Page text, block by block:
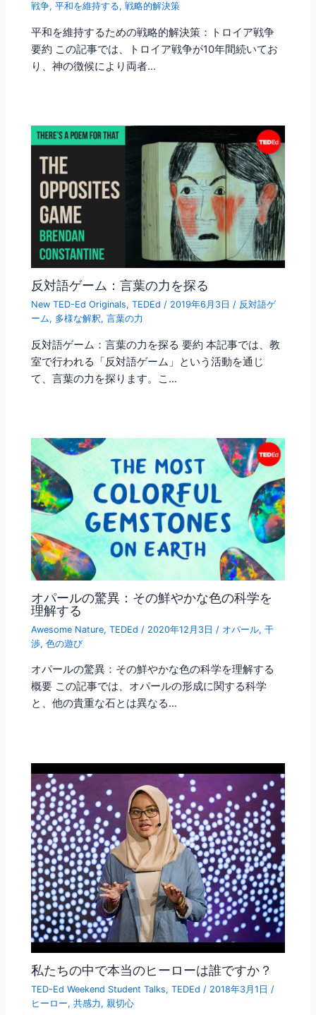
戦争,平和を維持する,戦略的解決策
平和を維持するための戦略的解決策：トロイア戦争
要約 この記事では、トロイア戦争が10年間続いてお
り、神の徴候により両者…
反対語ゲーム：言葉の力を探る
New TED-Ed Originals,TEDEd / 2019年6月3日/ 反対語ゲ
ーム, 多様な解釈,言葉の力
反対語ゲーム：言葉の力を探る 要約 本記事では、教
室で行われる「反対語ゲーム」という活動を通じ
て、言葉の力を探ります。こ…
オパールの驚異：その鮮やかな色の科学を
理解する
Awesome Nature,TEDEd / 2020年12月3日 / オパール,干
渉,色の遊び
オパールの驚異：その鮮やかな色の科学を理解する
概要 この記事では、オパールの形成に関する科学
と、他の貴重な石とは異なる…
私たちの中で本当のヒーローは誰ですか？
TED-Ed Weekend Student Talks,TEDEd / 2018年3月1日 /
ヒーロー,共感力 ,親切心